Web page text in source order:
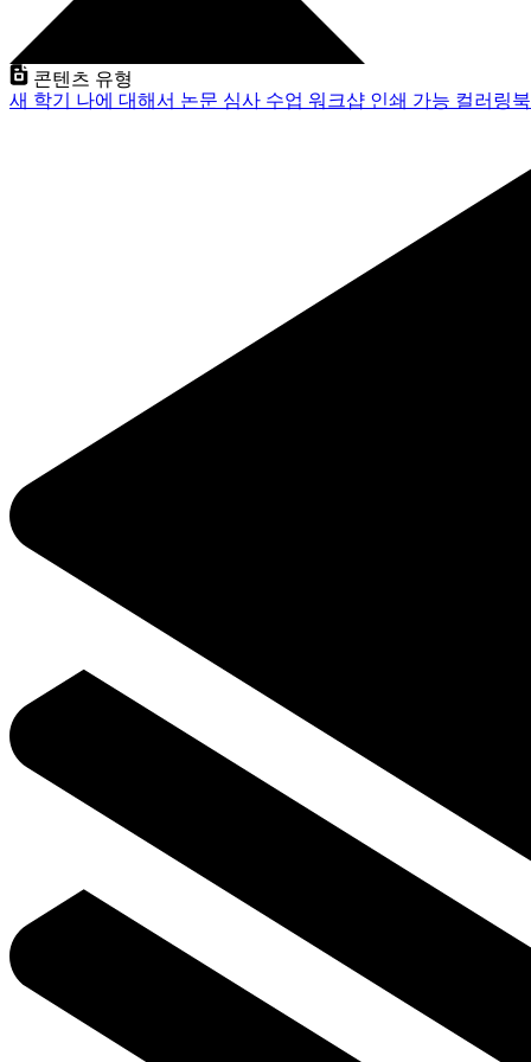
콘텐츠 유형
새 학기 나에 대해서 논문 심사 수업 워크샵 인쇄 가능 컬러링북